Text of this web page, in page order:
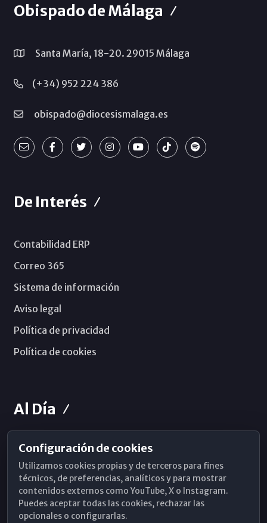
Obispado de Málaga
Santa María, 18-20. 29015 Málaga
(+34) 952 224 386
obispado@diocesismalaga.es
De Interés
Contabilidad ERP
Correo 365
Sistema de información
Aviso legal
Política de privacidad
Política de cookies
Al Día
Horarios de Misa
Hemeroteca
WhatsApp
Configuración de cookies
Utilizamos cookies propias y de terceros para fines
técnicos, de preferencias, analíticos y para mostrar
contenidos externos como YouTube, X o Instagram.
Puedes aceptar todas las cookies, rechazar las
opcionales o configurarlas.